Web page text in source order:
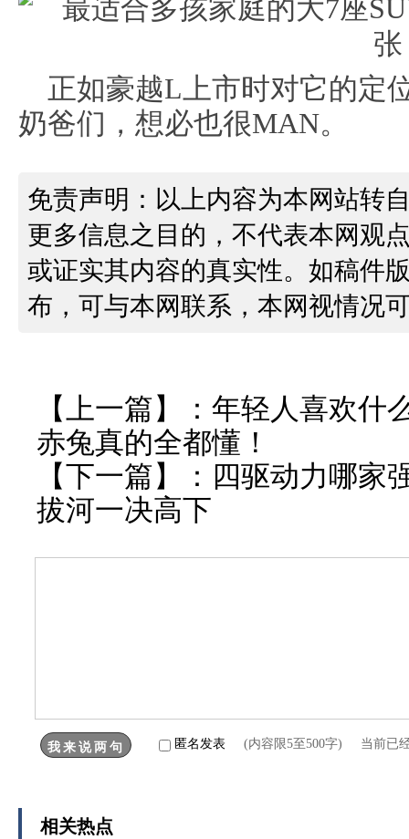
正如豪越L上市时对它的定
奶爸们，想必也很MAN。
免责声明：以上内容为本网站转
更多信息之目的，不代表本网观
或证实其内容的真实性。如稿件
布，可与本网联系，本网视情况
【上一篇】： 年轻人喜欢什
赤兔真的全都懂！
【下一篇】： 四驱动力哪家
拔河一决高下
匿名发表 (内容限5至500字) 当前已
相关热点